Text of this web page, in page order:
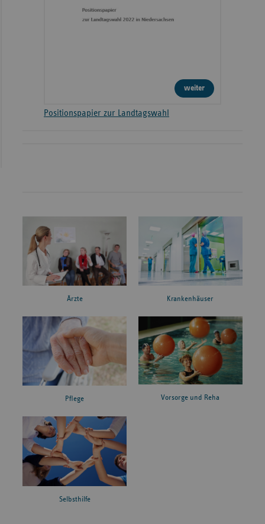
weiter
Positionspapier zur Landtagswahl
Ärzte Krankenhäuser
Pflege Vorsorge und Reha
Selbsthilfe